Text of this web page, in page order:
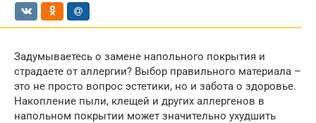
Задумываетесь о замене напольного покрытия и
страдаете от аллергии? Выбор правильного материала –
это не просто вопрос эстетики, но и забота о здоровье.
Накопление пыли, клещей и других аллергенов в
напольном покрытии может значительно ухудшить